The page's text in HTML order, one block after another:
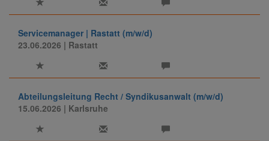
Servicemanager | Rastatt (m/w/d)
23.06.2026 | Rastatt
Abteilungsleitung Recht / Syndikusanwalt (m/w/d)
15.06.2026 | Karlsruhe